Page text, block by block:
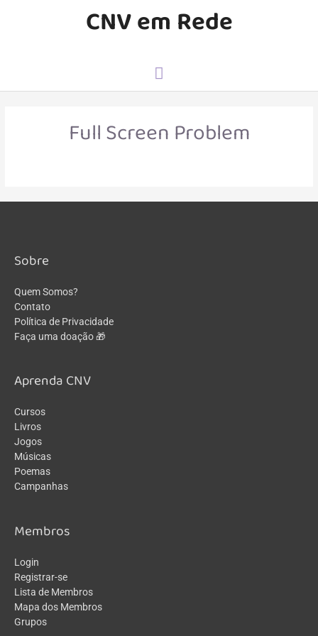
CNV em Rede
Full Screen Problem
Sobre
Quem Somos?
Contato
Política de Privacidade
Faça uma doação 🎁
Aprenda CNV
Cursos
Livros
Jogos
Músicas
Poemas
Campanhas
Membros
Login
Registrar-se
Lista de Membros
Mapa dos Membros
Grupos